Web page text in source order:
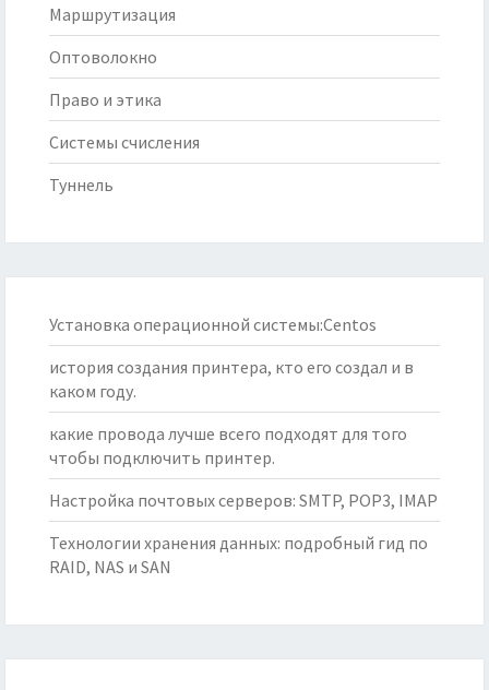
Маршрутизация
Оптоволокно
Право и этика
Системы счисления
Туннель
Установка операционной системы:Centos
история создания принтера, кто его создал и в
каком году.
какие провода лучше всего подходят для того
чтобы подключить принтер.
Настройка почтовых серверов: SMTP, POP3, IMAP
Технологии хранения данных: подробный гид по
RAID, NAS и SAN